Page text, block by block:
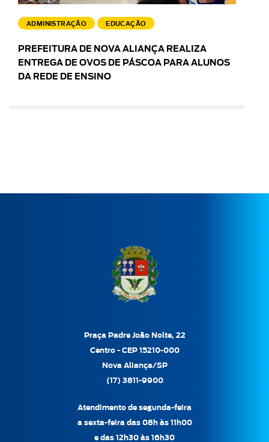
ADMINISTRAÇÃO EDUCAÇÃO
PREFEITURA DE NOVA ALIANÇA REALIZA
ENTREGA DE OVOS DE PÁSCOA PARA ALUNOS
DA REDE DE ENSINO
Praça Padre João Nolte, 22
Centro - CEP 15210-000
Nova Aliança/SP
(17) 3811-9900
Atendimento de segunda-feira
a sexta-feira das 08h às 11h00
e das 12h30 às 16h30